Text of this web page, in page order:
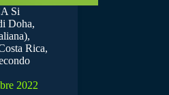
Si
Doha,
Rica,
2022